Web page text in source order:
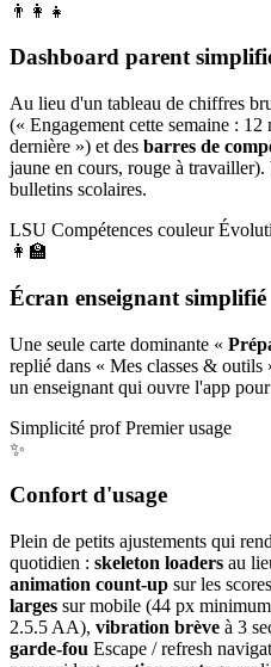
👨‍👩‍👧
Dashboard parent
Au lieu d'un tableau de chiffres
(« Engagement cette semaine :
dernière ») et des barres de
jaune en cours, rouge à
bulletins scolaires.
LSU Compétences couleur
👩‍🏫
Écran enseignant simplifié
Une seule carte dominante «
replié dans « Mes classes &
un enseignant qui ouvre l'app
Simplicité prof Premier usage
✨
Confort d'usage
Plein de petits ajustements qui
quotidien : skeleton loaders au
animation count-up sur les
larges sur mobile (44 px
2.5.5 AA), vibration brève à 3
garde-fou Escape / refresh